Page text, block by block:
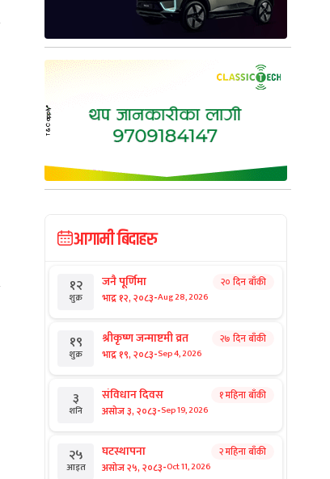
आगामी बिदाहरु
१२
शुक्र
जनै पूर्णिमा
भाद्र १२, २०८३-Aug 28, 2026
२० दिन बाँकी
१९
शुक्र
श्रीकृष्ण जन्माष्टमी व्रत
भाद्र १९, २०८३-Sep 4, 2026
२७ दिन बाँकी
३
शनि
संविधान दिवस
असोज ३, २०८३-Sep 19, 2026
१ महिना बाँकी
२५
आइत
घटस्थापना
असोज २५, २०८३-Oct 11, 2026
२ महिना बाँकी